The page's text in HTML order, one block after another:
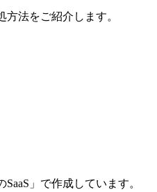
法をご紹介します。
」で作成しています。